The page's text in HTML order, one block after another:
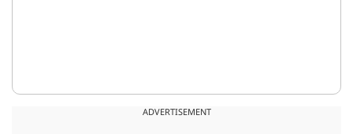
ADVERTISEMENT